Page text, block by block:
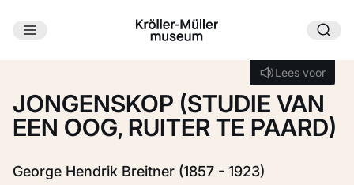
Ga naar hoofdinhoud
Lees voor
Lees voor
JONGENSKOP (STUDIE VAN
EEN OOG, RUITER TE PAARD)
George Hendrik Breitner (1857 - 1923)